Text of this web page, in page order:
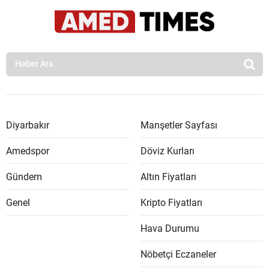
Diyarbakır
Amedspor
Gündem
Genel
Manşetler Sayfası
Döviz Kurları
Altın Fiyatları
Kripto Fiyatları
Hava Durumu
Nöbetçi Eczaneler